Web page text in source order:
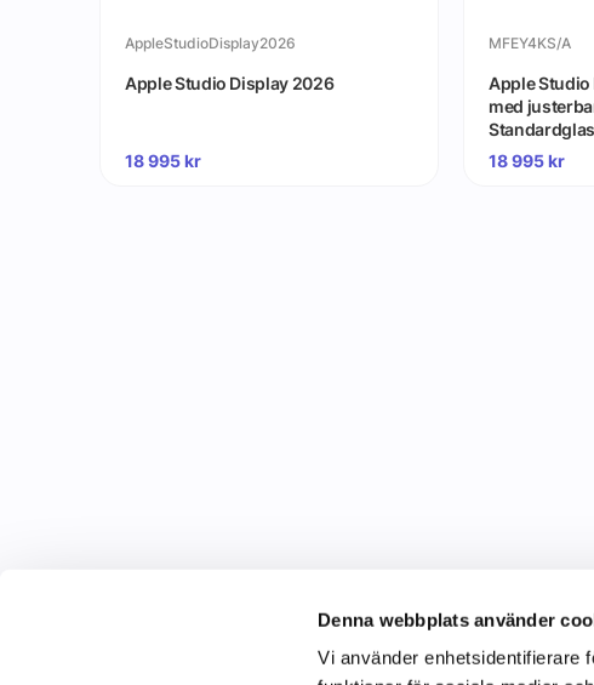
Denna webbplats använder
Vi använder enhetsidentifierare
AppleStudioDisplay2026
Apple Studio Display 2026
18 995kr
MFEY4KS/A
Apple
med
Standardglas
18 995kr
C&C